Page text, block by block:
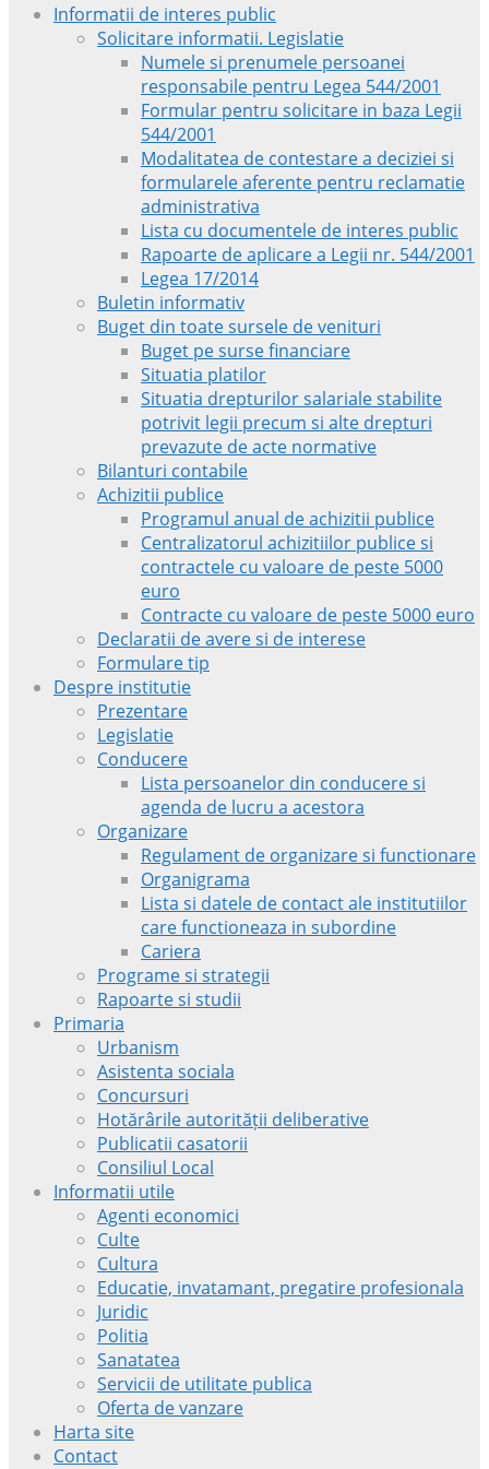
Informatii de interes public
Solicitare informatii. Legislatie
Numele si prenumele persoanei
responsabile pentru Legea 544/2001
Formular pentru solicitare in baza Legii
544/2001
Modalitatea de contestare a deciziei si
formularele aferente pentru reclamatie
administrativa
Lista cu documentele de interes public
Rapoarte de aplicare a Legii nr. 544/2001
Legea 17/2014
Buletin informativ
Buget din toate sursele de venituri
Buget pe surse financiare
Situatia platilor
Situatia drepturilor salariale stabilite
potrivit legii precum si alte drepturi
prevazute de acte normative
Bilanturi contabile
Achizitii publice
Programul anual de achizitii publice
Centralizatorul achizitiilor publice si
contractele cu valoare de peste 5000
euro
Contracte cu valoare de peste 5000 euro
Declaratii de avere si de interese
Formulare tip
Despre institutie
Prezentare
Legislatie
Conducere
Lista persoanelor din conducere si
agenda de lucru a acestora
Organizare
Regulament de organizare si functionare
Organigrama
Lista si datele de contact ale institutiilor
care functioneaza in subordine
Cariera
Programe si strategii
Rapoarte si studii
Primaria
Urbanism
Asistenta sociala
Concursuri
Hotărârile autorității deliberative
Publicatii casatorii
Consiliul Local
Informatii utile
Agenti economici
Culte
Cultura
Educatie, invatamant, pregatire profesionala
Juridic
Politia
Sanatatea
Servicii de utilitate publica
Oferta de vanzare
Harta site
Contact